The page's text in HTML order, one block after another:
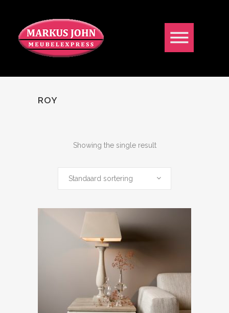
ROY
Showing the single result
Standaard sortering